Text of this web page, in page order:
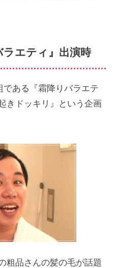
エティ』出演時
である『霜降りバラエテ
きドッキリ』という企画
粗品さんの髪の毛が話題